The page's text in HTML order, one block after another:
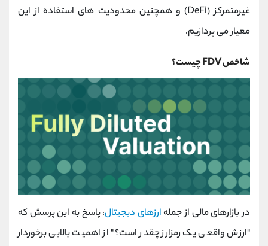
غیرمتمرکز (DeFi) و همچنین محدودیت‌ های استفاده از این
معیار می ‌پردازیم.
شاخص FDV چیست؟
در بازارهای مالی از جمله ارزهای دیجیتال، پاسخ به این پرسش که
"ارزش واقعی یک رمزارز چقدر است؟" از اهمیت بالایی برخوردار